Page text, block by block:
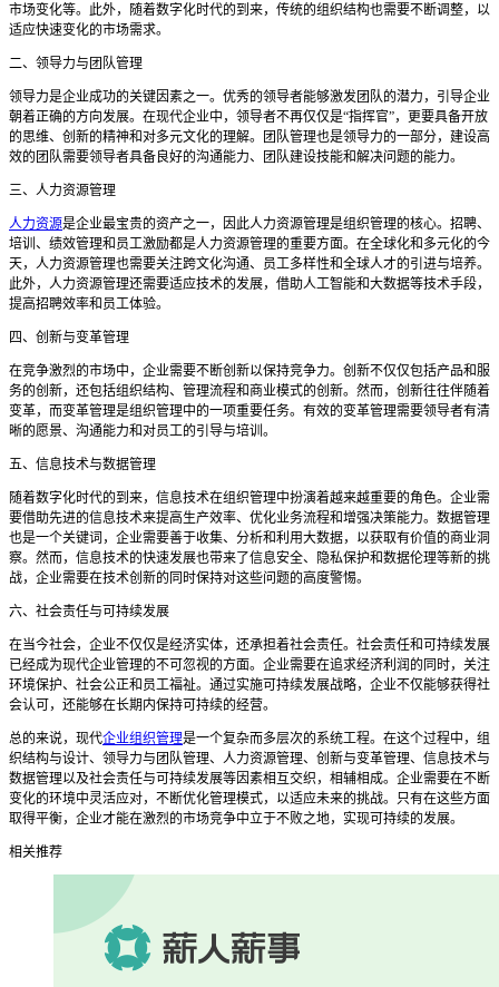
市场变化等。此外，随着数字化时代的到来，传统的组织结构也需要不断调整，以
适应快速变化的市场需求。
二、领导力与团队管理
领导力是企业成功的关键因素之一。优秀的领导者能够激发团队的潜力，引导企业
朝着正确的方向发展。在现代企业中，领导者不再仅仅是“指挥官”，更要具备开放
的思维、创新的精神和对多元文化的理解。团队管理也是领导力的一部分，建设高
效的团队需要领导者具备良好的沟通能力、团队建设技能和解决问题的能力。
三、人力资源管理
人力资源是企业最宝贵的资产之一，因此人力资源管理是组织管理的核心。招聘、
培训、绩效管理和员工激励都是人力资源管理的重要方面。在全球化和多元化的今
天，人力资源管理也需要关注跨文化沟通、员工多样性和全球人才的引进与培养。
此外，人力资源管理还需要适应技术的发展，借助人工智能和大数据等技术手段，
提高招聘效率和员工体验。
四、创新与变革管理
在竞争激烈的市场中，企业需要不断创新以保持竞争力。创新不仅仅包括产品和服
务的创新，还包括组织结构、管理流程和商业模式的创新。然而，创新往往伴随着
变革，而变革管理是组织管理中的一项重要任务。有效的变革管理需要领导者有清
晰的愿景、沟通能力和对员工的引导与培训。
五、信息技术与数据管理
随着数字化时代的到来，信息技术在组织管理中扮演着越来越重要的角色。企业需
要借助先进的信息技术来提高生产效率、优化业务流程和增强决策能力。数据管理
也是一个关键词，企业需要善于收集、分析和利用大数据，以获取有价值的商业洞
察。然而，信息技术的快速发展也带来了信息安全、隐私保护和数据伦理等新的挑
战，企业需要在技术创新的同时保持对这些问题的高度警惕。
六、社会责任与可持续发展
在当今社会，企业不仅仅是经济实体，还承担着社会责任。社会责任和可持续发展
已经成为现代企业管理的不可忽视的方面。企业需要在追求经济利润的同时，关注
环境保护、社会公正和员工福祉。通过实施可持续发展战略，企业不仅能够获得社
会认可，还能够在长期内保持可持续的经营。
总的来说，现代企业组织管理是一个复杂而多层次的系统工程。在这个过程中，组
织结构与设计、领导力与团队管理、人力资源管理、创新与变革管理、信息技术与
数据管理以及社会责任与可持续发展等因素相互交织，相辅相成。企业需要在不断
变化的环境中灵活应对，不断优化管理模式，以适应未来的挑战。只有在这些方面
取得平衡，企业才能在激烈的市场竞争中立于不败之地，实现可持续的发展。
相关推荐